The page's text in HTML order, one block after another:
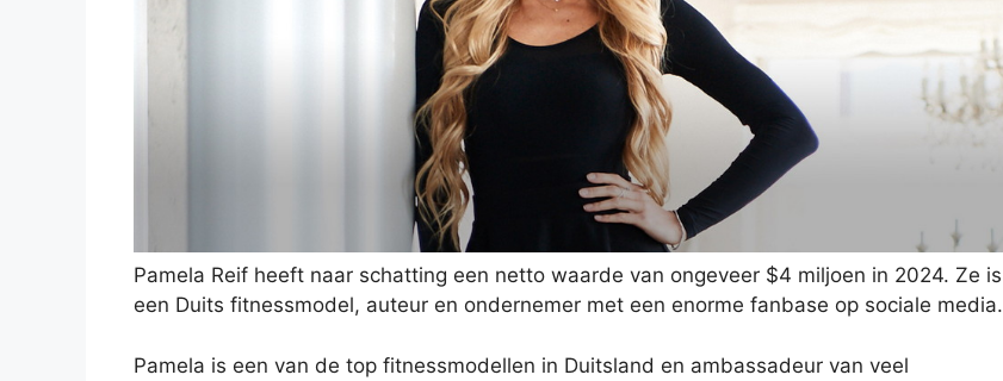
Pamela Reif heeft naar schatting een netto waarde van ongeveer $4 miljoen in 2024. Ze is
een Duits fitnessmodel, auteur en ondernemer met een enorme fanbase op sociale media.
Pamela is een van de top fitnessmodellen in Duitsland en ambassadeur van veel